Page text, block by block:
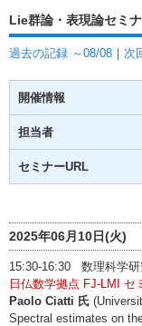
Lie群論・表現論セミ
過去の記録 ～08/08 ｜ 次
開催情報
担当者
セミナーURL
2025年06月10日(火)
15:30-16:30 数理科学研
日仏数学拠点 FJ-LMI セ
Paolo Ciatti 氏
Spectral estimates on